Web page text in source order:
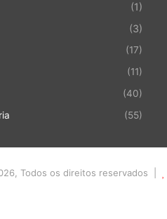
(1)
(3)
(17)
(11)
(40)
(55)
Todos os direitos reservados |